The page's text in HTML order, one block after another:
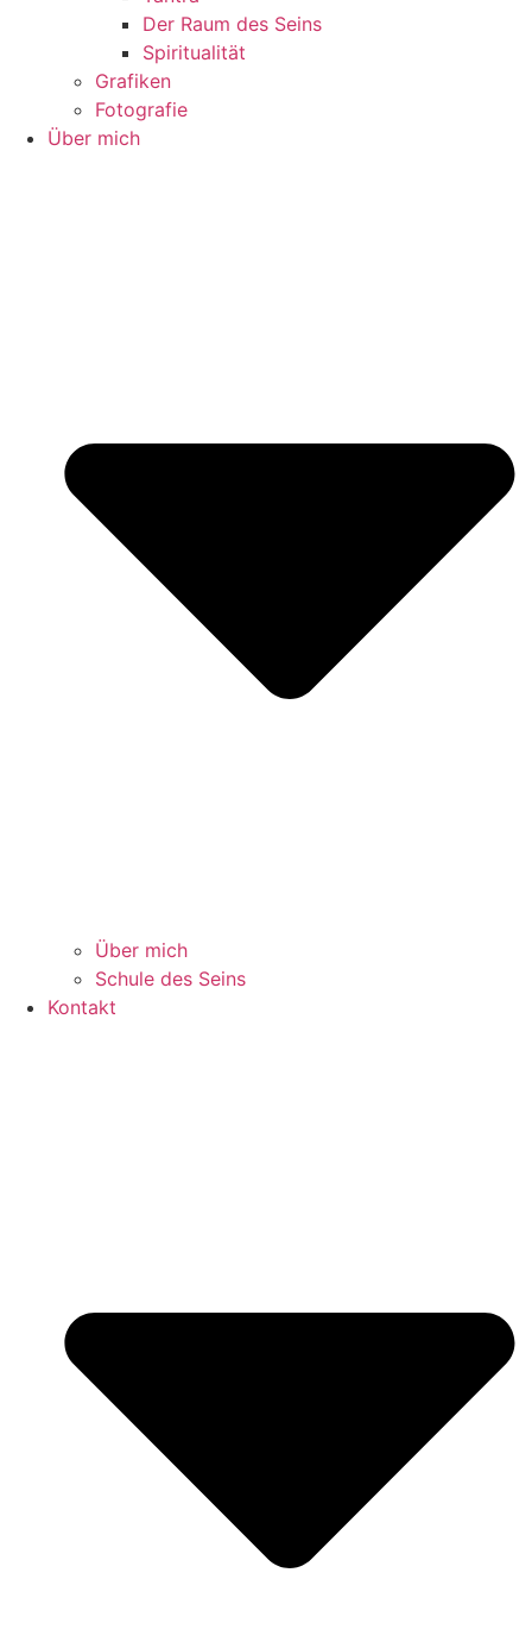
Der Raum des Seins
Spiritualität
Grafiken
Fotografie
Über mich
Über mich
Schule des Seins
Kontakt